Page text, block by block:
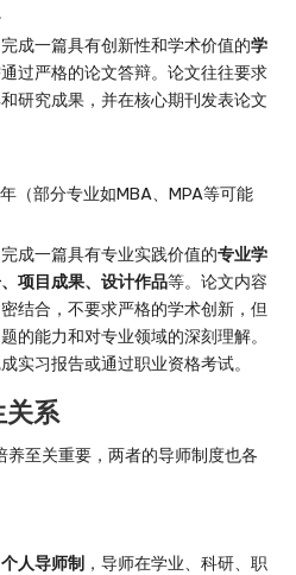
成一篇具有创新性和学术价值的学
通过严格的论文答辩。论文往往要求
研究成果，并在核心期刊发表论文
（部分专业如MBA、MPA等可能
成一篇具有专业实践价值的专业学
项目成果、设计作品等。论文内容
结合，不要求严格的学术创新，但
的能力和对专业领域的深刻理解。
实习报告或通过职业资格考试。
系
至关重要，两者的导师制度也各
个人导师制 ，导师在学业、科研、职